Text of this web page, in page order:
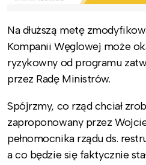
Na dłuższą metę
Kompanii Węglowej może
ryzykowny od programu
przez Radę Ministrów.
Spójrzmy, co rząd chciał
zaproponowany przez
pełnomocnika rządu ds.
a co będzie się faktycznie